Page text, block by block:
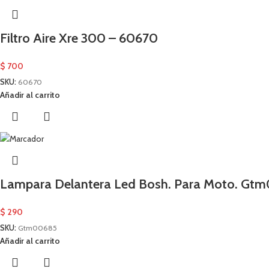
Filtro Aire Xre 300 – 60670
$ 700
SKU: 60670
Añadir al carrito
Lampara Delantera Led Bosh. Para Moto.
$ 290
SKU: Gtm00685
Añadir al carrito